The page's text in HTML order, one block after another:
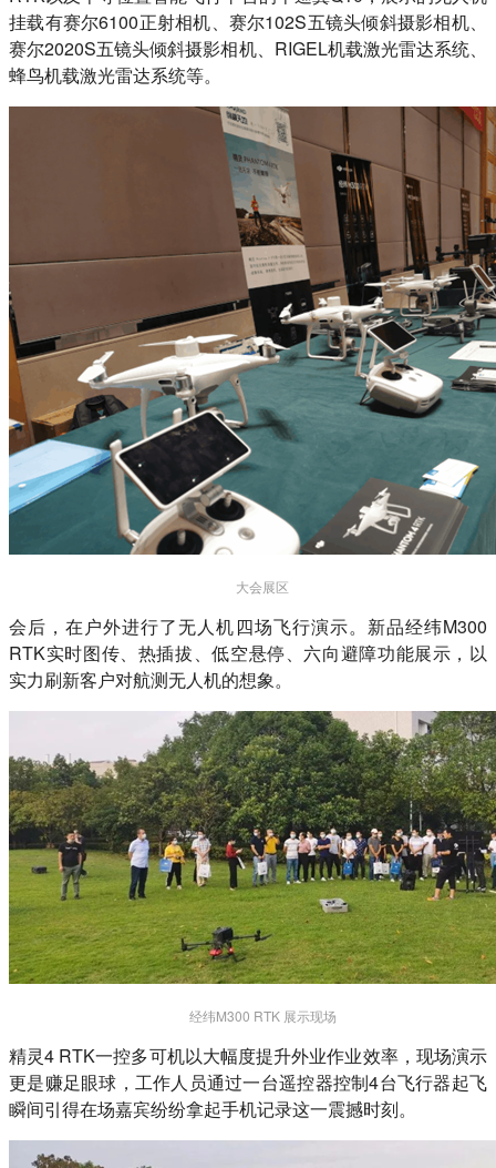
挂载有赛尔6100正射相机、赛尔102S五镜头倾斜摄影相机、
赛尔2020S五镜头倾斜摄影相机、RIGEL机载激光雷达系统、
蜂鸟机载激光雷达系统等。
大会展区
会后，在户外进行了无人机四场飞行演示。新品经纬M300
RTK实时图传、热插拔、低空悬停、六向避障功能展示，以
实力刷新客户对航测无人机的想象。
经纬M300 RTK 展示现场
精灵4 RTK一控多可机以大幅度提升外业作业效率，现场演示
更是赚足眼球，工作人员通过一台遥控器控制4台飞行器起飞
瞬间引得在场嘉宾纷纷拿起手机记录这一震撼时刻。